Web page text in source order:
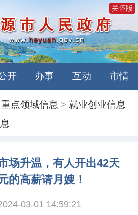
关怀版
开 办事 互动 市情
重点领域信息 > 就业创业信息
场升温，有人开出42天
的高薪请月嫂！
03-01 14:59:21